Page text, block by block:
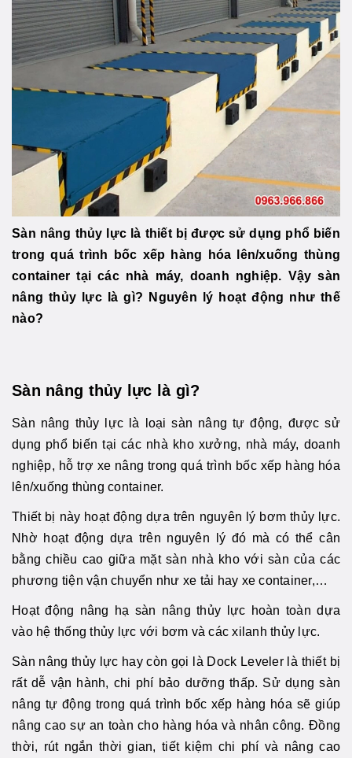
Sàn nâng thủy lực là thiết bị được sử dụng phổ biến
trong quá trình bốc xếp hàng hóa lên/xuống thùng
container tại các nhà máy, doanh nghiệp. Vậy sàn
nâng thủy lực là gì? Nguyên lý hoạt động như thế
nào?
Sàn nâng thủy lực là gì?
Sàn nâng thủy lực là loại sàn nâng tự động, được sử
dụng phổ biến tại các nhà kho xưởng, nhà máy, doanh
nghiệp, hỗ trợ xe nâng trong quá trình bốc xếp hàng hóa
lên/xuống thùng container.
Thiết bị này hoạt động dựa trên nguyên lý bơm thủy lực.
Nhờ hoạt động dựa trên nguyên lý đó mà có thể cân
bằng chiều cao giữa mặt sàn nhà kho với sàn của các
phương tiện vận chuyển như xe tải hay xe container,…
Hoạt động nâng hạ sàn nâng thủy lực hoàn toàn dựa
vào hệ thống thủy lực với bơm và các xilanh thủy lực.
Sàn nâng thủy lực hay còn gọi là Dock Leveler là thiết bị
rất dễ vận hành, chi phí bảo dưỡng thấp. Sử dụng sàn
nâng tự động trong quá trình bốc xếp hàng hóa sẽ giúp
nâng cao sự an toàn cho hàng hóa và nhân công. Đồng
thời, rút ngắn thời gian, tiết kiệm chi phí và nâng cao